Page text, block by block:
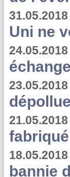
31.05.2018
Uni ne
24.05.2018
23.05.2018
21.05.2018
18.05.2018
bannie